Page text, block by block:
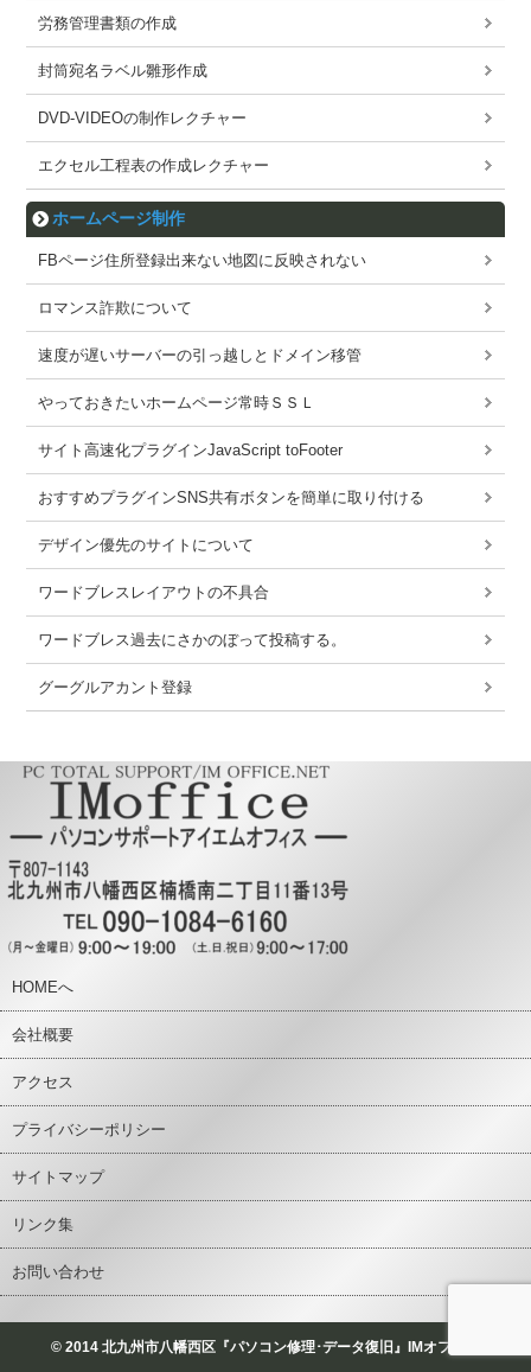
労務管理書類の作成
封筒宛名ラベル雛形作成
DVD-VIDEOの制作レクチャー
エクセル工程表の作成レクチャー
ホームページ制作
FBページ住所登録出来ない地図に反映されない
ロマンス詐欺について
速度が遅いサーバーの引っ越しとドメイン移管
やっておきたいホームページ常時ＳＳＬ
サイト高速化プラグインJavaScript toFooter
おすすめプラグインSNS共有ボタンを簡単に取り付ける
デザイン優先のサイトについて
ワードブレスレイアウトの不具合
ワードブレス過去にさかのぼって投稿する。
グーグルアカント登録
HOMEへ
会社概要
アクセス
プライバシーポリシー
サイトマップ
リンク集
お問い合わせ
© 2014 北九州市八幡西区『パソコン修理･データ復旧』IMオフィス